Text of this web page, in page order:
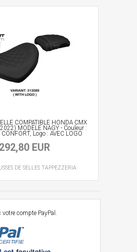
COMPATIBLE HONDA CMX
MODÈLE NAGY - Couleur :
Logo : AVEC LOGO
292,80 EUR
DE SELLES TAPPEZZERIA
compte PayPal.